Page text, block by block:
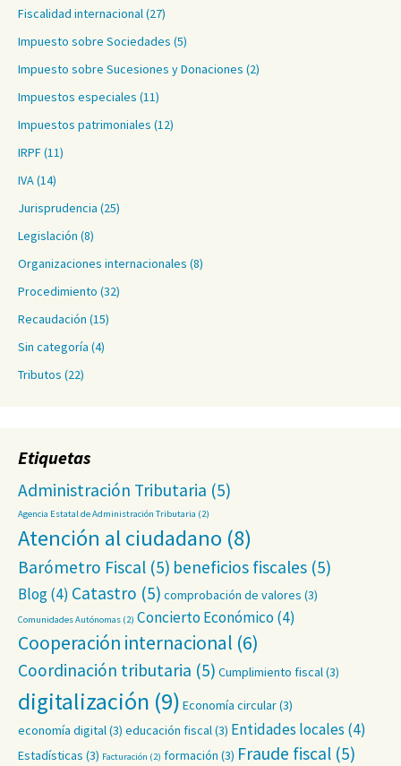
Fiscalidad internacional(27)
Impuesto sobre Sociedades (5)
Impuesto sobre Sucesiones y Donaciones (2)
Impuestos especiales (11)
Impuestos patrimoniales (12)
IRPF(11)
IVA(14)
Jurisprudencia (25)
Legislación (8)
Organizaciones internacionales (8)
Procedimiento (32)
Recaudación (15)
Sin categoría (4)
Tributos (22)
Etiquetas
Administración Tributaria (5)
Agencia Estatal de Administración Tributaria (2)
Atención al ciudadano (8)
Barómetro Fiscal (5) beneficios fiscales (5)
Blog(4) Catastro (5) comprobación de valores (3)
Comunidades Autónomas (2) Concierto Económico(4)
Cooperación internacional (6)
Coordinación tributaria (5) Cumplimiento fiscal(3)
digitalización (9) Economía circular(3)
economía digital(3) educación fiscal(3) Entidades locales (4)
Estadísticas (3) Facturación (2) formación (3) Fraude fiscal (5)